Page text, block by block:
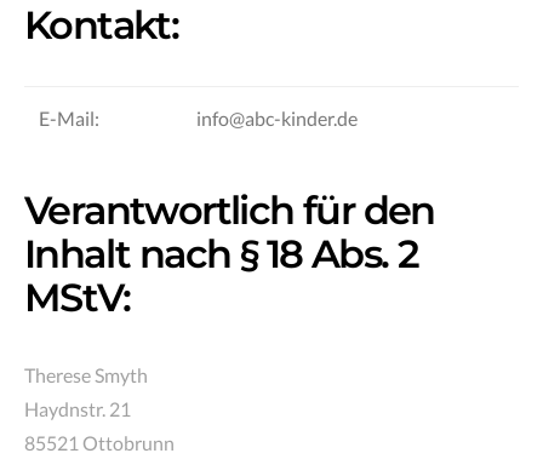
Kontakt:
E-Mail: info@abc-kinder.de
Verantwortlich für den
Inhalt nach § 18 Abs. 2
MStV:
Therese Smyth
Haydnstr. 21
85521 Ottobrunn